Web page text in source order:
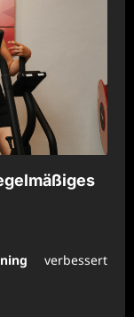
verbessert